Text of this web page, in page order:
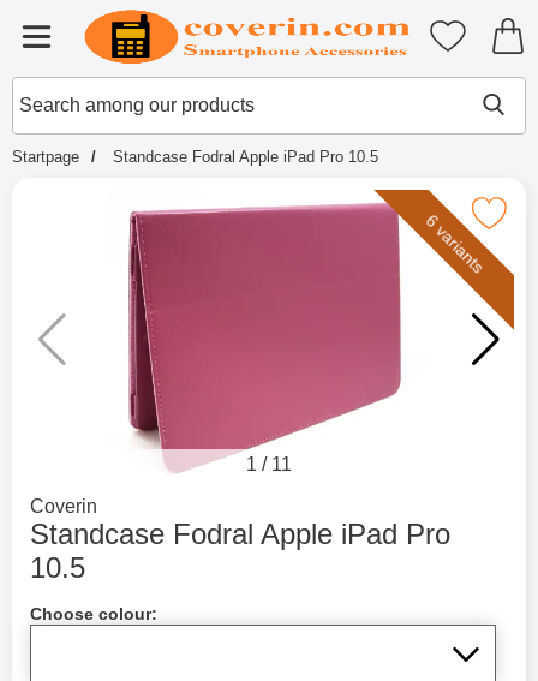
Menu
Startpage for Tibro Billiga
Search
Search among our products
My
Startpage Standcase Fodral Apple iPad Pro 10.5
Mark standcase Fodral Apple
6 variants
1 / 11
Go to brand page for
Coverin
Standcase Fodral Apple iPad Pro
10.5
Choose colour: